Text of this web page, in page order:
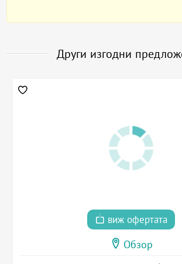
Други изгодни
виж офертата
Обзор